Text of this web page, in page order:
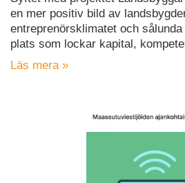
en mer positiv bild av
entreprenörsklimatet och
plats som lockar kapital,
Läs mera »